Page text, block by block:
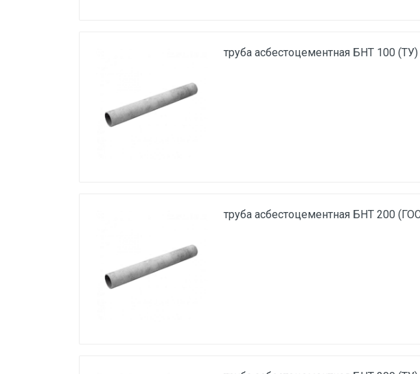
труба асбестоцементная БНТ 100
труба асбестоцементная БНТ 200